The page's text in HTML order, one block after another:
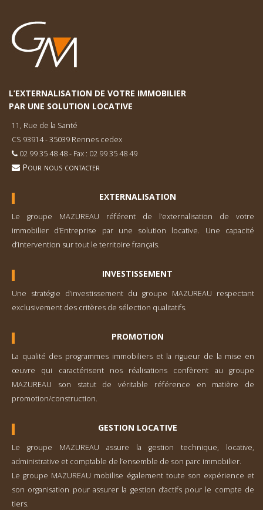
L’EXTERNALISATION DE VOTRE IMMOBILIER
PAR UNE SOLUTION LOCATIVE
11, Rue de la Santé
CS 93914 - 35039 Rennes cedex
02 99 35 48 48 - Fax : 02 99 35 48 49
Pour nous contacter
EXTERNALISATION
Le groupe MAZUREAU référent de l’externa­lisation de votre
immobilier d’Entreprise par une solution locative. Une capacité
d’inter­vention sur tout le territoire français.
INVESTISSEMENT
Une stratégie d’investisse­ment du groupe MAZUREAU respectant
exclusivement des critères de sélection qualitatifs.
PROMOTION
La qualité des programmes immobiliers et la rigueur de la mise en
œuvre qui caractérisent nos réalisations confèrent au groupe
MAZUREAU son statut de véritable référence en matière de
promotion/construction.
GESTION LOCATIVE
Le groupe MAZUREAU assure la gestion technique, locative,
administrative et comp­table de l’ensemble de son parc immobilier.
Le groupe MAZUREAU mobilise également toute son expérience et
son organisation pour assurer la gestion d’actifs pour le compte de
tiers.